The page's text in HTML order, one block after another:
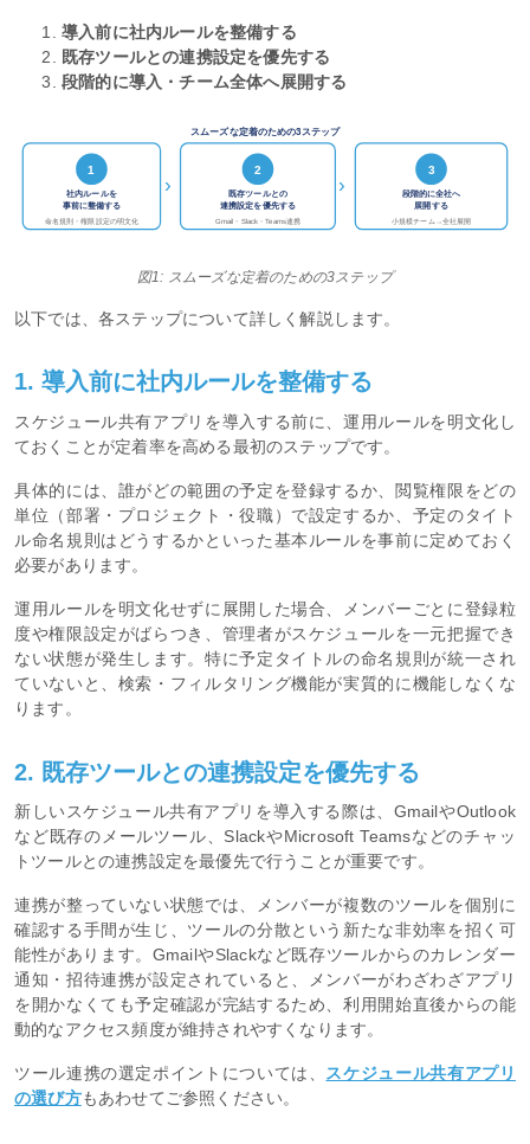
導入前に社内ルールを整備する
既存ツールとの連携設定を優先する
段階的に導入・チーム全体へ展開する
スムーズな定着のための3ステップ
1
社内ルールを
事前に整備する
命名規則・権限設定の明文化
›
2
既存ツールとの
連携設定を優先する
Gmail・Slack・Teams連携
›
3
段階的に全社へ
展開する
小規模チーム→全社展開
図1: スムーズな定着のための3ステップ
以下では、各ステップについて詳しく解説します。
1. 導入前に社内ルールを整備する
スケジュール共有アプリを導入する前に、運用ルールを明文化し
ておくことが定着率を高める最初のステップです。
具体的には、誰がどの範囲の予定を登録するか、閲覧権限をどの
単位（部署・プロジェクト・役職）で設定するか、予定のタイト
ル命名規則はどうするかといった基本ルールを事前に定めておく
必要があります。
運用ルールを明文化せずに展開した場合、メンバーごとに登録粒
度や権限設定がばらつき、管理者がスケジュールを一元把握でき
ない状態が発生します。特に予定タイトルの命名規則が統一され
ていないと、検索・フィルタリング機能が実質的に機能しなくな
ります。
2. 既存ツールとの連携設定を優先する
新しいスケジュール共有アプリを導入する際は、GmailやOutlook
など既存のメールツール、SlackやMicrosoft Teamsなどのチャッ
トツールとの連携設定を最優先で行うことが重要です。
連携が整っていない状態では、メンバーが複数のツールを個別に
確認する手間が生じ、ツールの分散という新たな非効率を招く可
能性があります。GmailやSlackなど既存ツールからのカレンダー
通知・招待連携が設定されていると、メンバーがわざわざアプリ
を開かなくても予定確認が完結するため、利用開始直後からの能
動的なアクセス頻度が維持されやすくなります。
ツール連携の選定ポイントについては、 スケジュール共有アプリ
の選び方もあわせてご参照ください。